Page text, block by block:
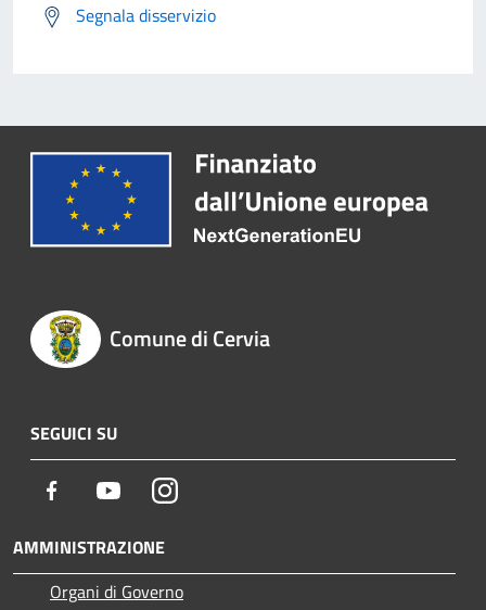
Segnala disservizio
Comune di Cervia
SEGUICI SU
Facebook YoutubeInstagram
AMMINISTRAZIONE
Organi di Governo